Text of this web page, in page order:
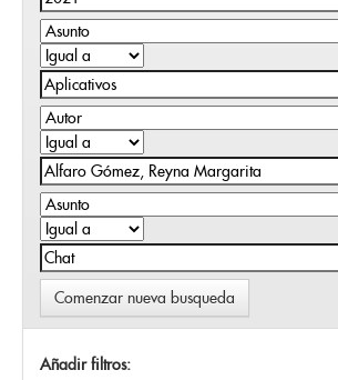
Comenzar nueva busqueda
Añadir filtros: